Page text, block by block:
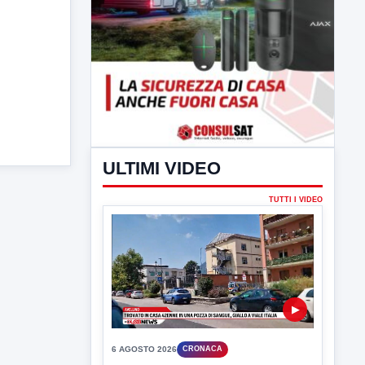
TUTTI I VIDEO
▶
6 AGOSTO 2026 CRONACA
Trovato in casa 42enne in una
pozza di sangue, giallo a viale Italia
Ritrovato senza vita il corpo di un 42enne
in un...